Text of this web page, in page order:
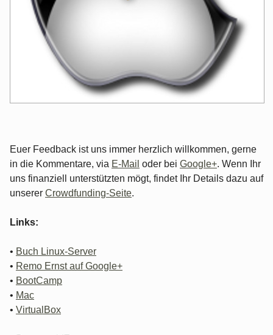
Euer Feedback ist uns immer herzlich willkommen, gerne
in die Kommentare, via E-Mail oder bei Google+. Wenn Ihr
uns finanziell unterstützten mögt, findet Ihr Details dazu auf
unserer Crowdfunding-Seite.
Links:
• Buch Linux-Server
• Remo Ernst auf Google+
• BootCamp
• Mac
• VirtualBox